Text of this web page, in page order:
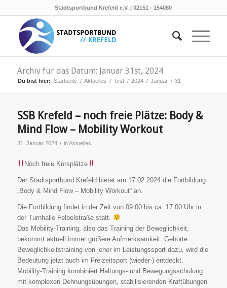
Stadtsportbund Krefeld e.V. | 02151 - 154080
Archiv für das Datum: Januar 31st, 2024
Du bist hier: Startseite / Aktuelles / Test / 2024 / Januar / 31
SSB Krefeld – noch freie Plätze: Body &
Mind Flow – Mobility Workout
31. Januar 2024 / inAktuelles
Noch freie Kursplätze
Der Stadtsportbund Krefeld bietet am 17.02.2024 die Fortbildung
„Body & Mind Flow – Mobility Workout“ an.
Die Fortbildung findet in der Zeit von 09:00 bis ca. 17:00 Uhr in
der Turnhalle Felbelstraße statt.
Das Mobility-Training, also das Training der Beweglichkeit,
bekommt aktuell immer größere Aufmerksamkeit. Gehörte
Beweglichkeitstraining von jeher im Leistungssport dazu, wird die
Bedeutung jetzt auch im Freizeitsport (wieder-) entdeckt.
Mobility-Training kombiniert Haltungs- und Bewegungsschulung
mit komplexen Dehnungsübungen, stabilisierenden Kraftübungen